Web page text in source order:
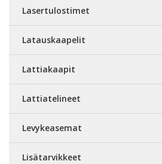
Lasertulostimet
Latauskaapelit
Lattiakaapit
Lattiatelineet
Levykeasemat
Lisätarvikkeet